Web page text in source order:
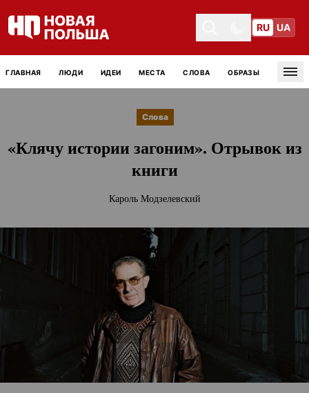
Toggle themeToggle theme
RU UA
ГЛАВНАЯ ЛЮДИ ИДЕИ МЕСТА СЛОВА ОБРАЗЫ
Слова
«Клячу истории загоним». Отрывок из
книги
Кароль Модзелевский